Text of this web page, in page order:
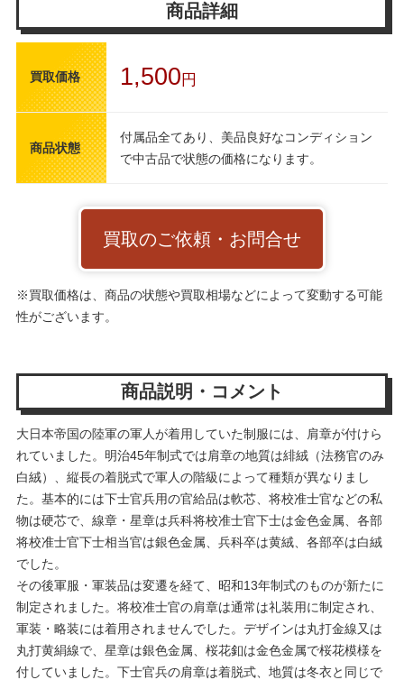
商品詳細
買取価格 1,500 円
商品状態
付属品全てあり、美品良好なコンディション
で中古品で状態の価格になります。
買取のご依頼・お問合せ
※買取価格は、商品の状態や買取相場などによって変動する可能
性がございます。
商品説明・コメント
大日本帝国の陸軍の軍人が着用していた制服には、肩章が付けら
れていました。明治45年制式では肩章の地質は緋絨（法務官のみ
白絨）、縦長の着脱式で軍人の階級によって種類が異なりまし
た。基本的には下士官兵用の官給品は軟芯、将校准士官などの私
物は硬芯で、線章・星章は兵科将校准士官下士は金色金属、各部
将校准士官下士相当官は銀色金属、兵科卒は黄絨、各部卒は白絨
でした。
その後軍服・軍装品は変遷を経て、昭和13年制式のものが新たに
制定されました。将校准士官の肩章は通常は礼装用に制定され、
軍装・略装には着用されませんでした。デザインは丸打金線又は
丸打黄絹線で、星章は銀色金属、桜花釦は金色金属で桜花模様を
付していました。下士官兵の肩章は着脱式、地質は冬衣と同じで